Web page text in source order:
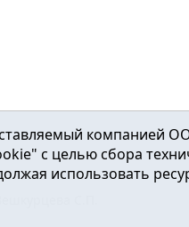
С.П.
компанией
с целью сбора
использовать